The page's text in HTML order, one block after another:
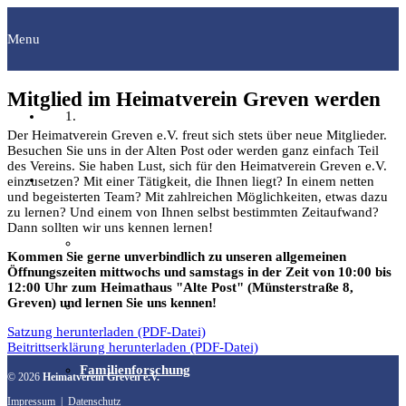
Menu
Fachgruppen
Bilddokumentation
Familienforschung
Mitglied im Heimatverein Greven werden
Der Heimatverein Greven e.V. freut sich stets über neue Mitglieder.
Besuchen Sie uns in der Alten Post oder werden ganz einfach Teil
des Vereins. Sie haben Lust, sich für den Heimatverein Greven e.V.
einzusetzen? Mit einer Tätigkeit, die Ihnen liegt? In einem netten
und begeisterten Team? Mit zahlreichen Möglichkeiten, etwas dazu
zu lernen? Und einem von Ihnen selbst bestimmten Zeitaufwand?
Dann sollten wir uns kennen lernen!
Kommen Sie gerne unverbindlich zu unseren allgemeinen
Öffnungszeiten mittwochs und samstags in der Zeit von 10:00 bis
12:00 Uhr zum Heimathaus "Alte Post" (Münsterstraße 8,
Greven) und lernen Sie uns kennen!
Satzung herunterladen (PDF-Datei)
Beitrittserklärung herunterladen (PDF-Datei)
© 2026 Heimatverein Greven e.V.
Impressum | Datenschutz